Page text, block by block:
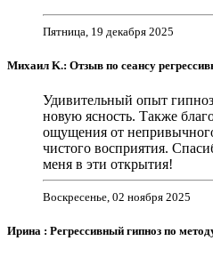
Пятница, 19 декабря 2025
Михаил K.: Отзыв по сеансу
Удивительный опыт
новую ясность. Также
ощущения от
чистого восприятия.
меня в эти открытия!
Воскресенье, 02 ноября 2025
Ирина : Регрессивный гипноз по